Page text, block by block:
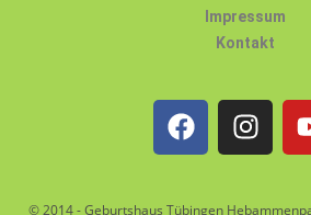
Impressum
Kontakt
© 2014 - Geburtshaus Tübingen